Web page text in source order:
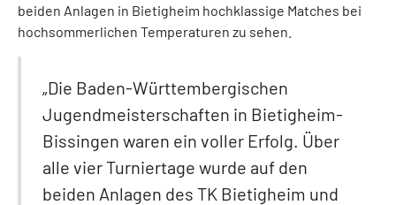
beiden Anlagen in Bietigheim hochklassige Matches bei
hochsommerlichen Temperaturen zu sehen.
„Die Baden-Württembergischen
Jugendmeisterschaften in Bietigheim-
Bissingen waren ein voller Erfolg. Über
alle vier Turniertage wurde auf den
beiden Anlagen des TK Bietigheim und